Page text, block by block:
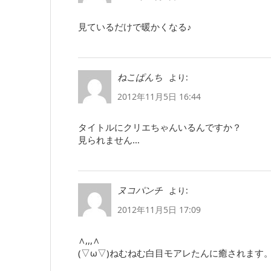
見ているだけで暖かくなる♪
ねこぱんち
より:
2012年11月5日 16:44
タイトルにクリエちゃんいるんですか？
見られません…
ヌコパンチ
より:
2012年11月5日 17:09
∧,,,∧
(▽ω▽)ねむねむ白目モアレたんに癒されます